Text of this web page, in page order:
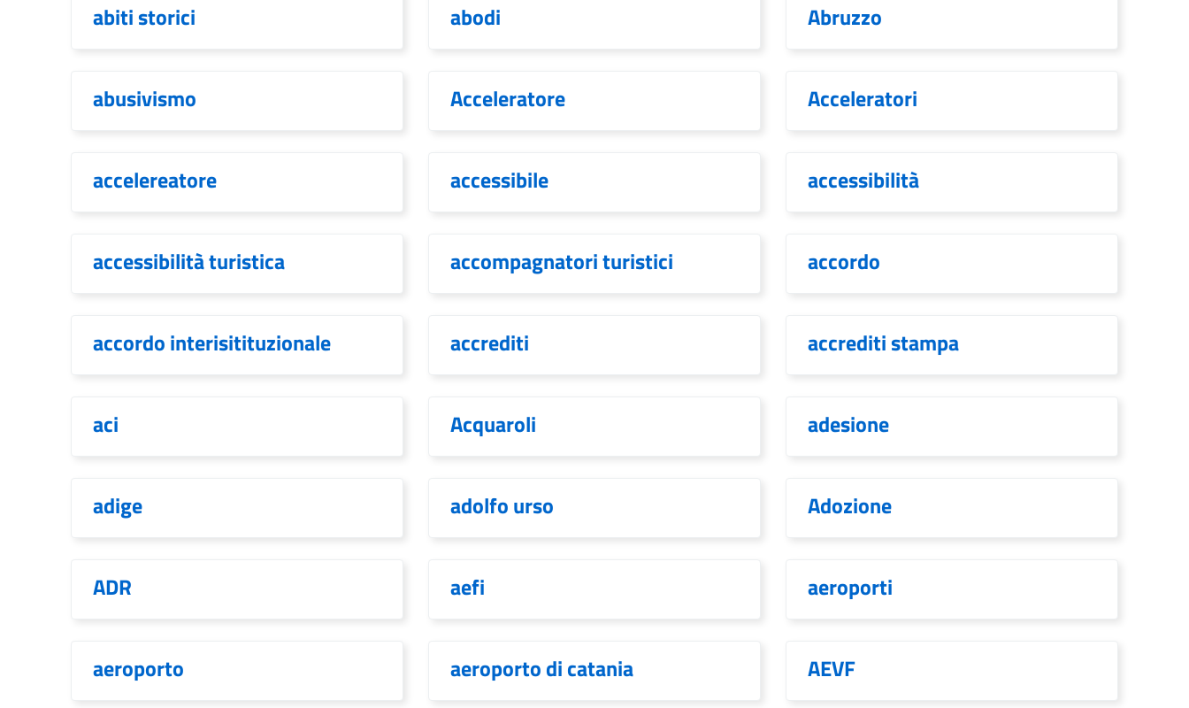
abiti storici abodi Abruzzo
abusivismo Acceleratore Acceleratori
accelereatore accessibile accessibilità
accessibilità turistica accompagnatori turistici accordo
accordo interisitituzionale accrediti accrediti stampa
aci Acquaroli adesione
adige adolfo urso Adozione
ADR aefi aeroporti
aeroporto aeroporto di catania AEVF